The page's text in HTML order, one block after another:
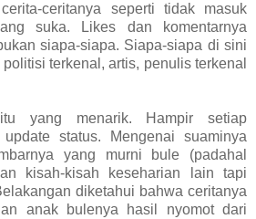
ceritanya seperti tidak masuk
suka. Likes dan komentarnya
siapa-siapa. Siapa-siapa di sini
terkenal, artis, penulis terkenal
yang menarik. Hampir setiap
status. Mengenai suaminya
yang murni bule (padahal
kisah-kisah keseharian lain tapi
diketahui bahwa ceritanya
anak bulenya hasil nyomot dari